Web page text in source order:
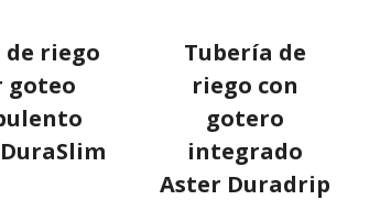
riego
goteo
Tubería de
riego con
gotero
integrado
Aster Duradrip